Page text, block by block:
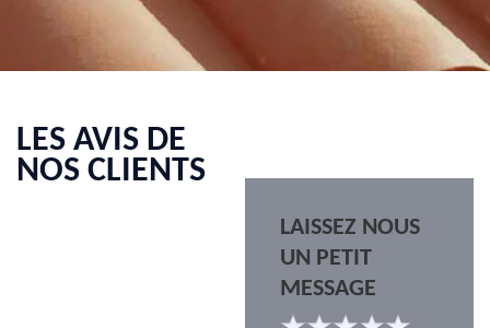
LES AVIS DE
NOS CLIENTS
LAISSEZ NOUS
UN PETIT
MESSAGE